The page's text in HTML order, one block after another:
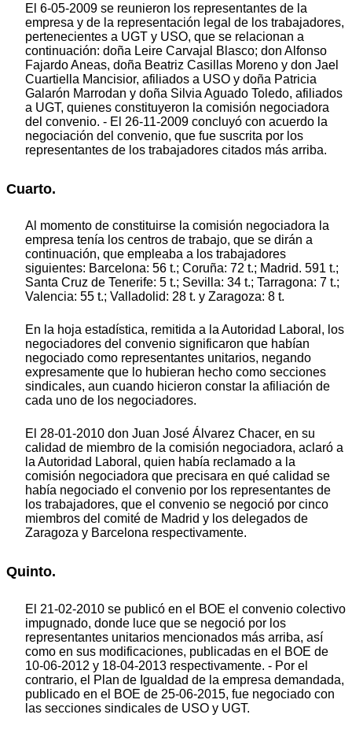
El 6-05-2009 se reunieron los representantes de la
empresa y de la representación legal de los trabajadores,
pertenecientes a UGT y USO, que se relacionan a
continuación: doña Leire Carvajal Blasco; don Alfonso
Fajardo Aneas, doña Beatriz Casillas Moreno y don Jael
Cuartiella Mancisior, afiliados a USO y doña Patricia
Galarón Marrodan y doña Silvia Aguado Toledo, afiliados
a UGT, quienes constituyeron la comisión negociadora
del convenio. - El 26-11-2009 concluyó con acuerdo la
negociación del convenio, que fue suscrita por los
representantes de los trabajadores citados más arriba.
Cuarto.
Al momento de constituirse la comisión negociadora la
empresa tenía los centros de trabajo, que se dirán a
continuación, que empleaba a los trabajadores
siguientes: Barcelona: 56 t.; Coruña: 72 t.; Madrid. 591 t.;
Santa Cruz de Tenerife: 5 t.; Sevilla: 34 t.; Tarragona: 7 t.;
Valencia: 55 t.; Valladolid: 28 t. y Zaragoza: 8 t.
En la hoja estadística, remitida a la Autoridad Laboral, los
negociadores del convenio significaron que habían
negociado como representantes unitarios, negando
expresamente que lo hubieran hecho como secciones
sindicales, aun cuando hicieron constar la afiliación de
cada uno de los negociadores.
El 28-01-2010 don Juan José Álvarez Chacer, en su
calidad de miembro de la comisión negociadora, aclaró a
la Autoridad Laboral, quien había reclamado a la
comisión negociadora que precisara en qué calidad se
había negociado el convenio por los representantes de
los trabajadores, que el convenio se negoció por cinco
miembros del comité de Madrid y los delegados de
Zaragoza y Barcelona respectivamente.
Quinto.
El 21-02-2010 se publicó en el BOE el convenio colectivo
impugnado, donde luce que se negoció por los
representantes unitarios mencionados más arriba, así
como en sus modificaciones, publicadas en el BOE de
10-06-2012 y 18-04-2013 respectivamente. - Por el
contrario, el Plan de Igualdad de la empresa demandada,
publicado en el BOE de 25-06-2015, fue negociado con
las secciones sindicales de USO y UGT.